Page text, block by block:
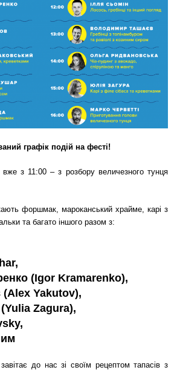
графік подій на фесті!
з 11:00 – з розбору величезного тунця
форшмак, мароканський храйме, карі з
та багато іншого разом з:
(Igor Kramarenko),
(Alex Yakutov),
Zagura),
до нас зі своїм рецептом тапасів з